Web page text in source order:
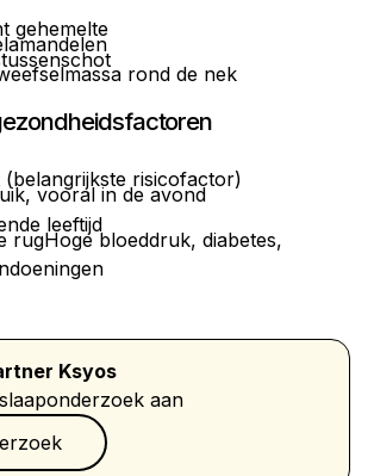
gehemelte
rond de nek
(belangrijkste risicofactor)
vooral in de avond
leeftijd
rugHoge bloeddruk, diabetes,
Ksyos
aan